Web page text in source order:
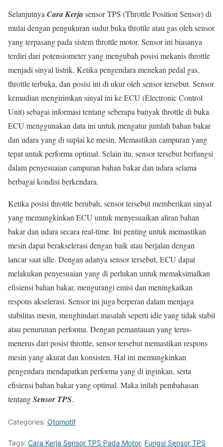
Selanjutnya Cara Kerjasensor TPS (Throttle Position Sensor) di
mulai dengan pengukuran sudut buka throttle atau gas oleh sensor
yang terpasang pada sistem throttle motor. Sensor ini biasanya
terdiri dari potensiometer yang mengubah posisi mekanis throttle
menjadi sinyal listrik. Ketika pengendara menekan pedal gas,
throttle terbuka, dan posisi ini di ukur oleh sensor tersebut. Sensor
kemudian mengirimkan sinyal ini ke ECU (Electronic Control
Unit) sebagai informasi tentang seberapa banyak throttle di buka.
ECU menggunakan data ini untuk mengatur jumlah bahan bakar
dan udara yang di suplai ke mesin. Memastikan campuran yang
tepat untuk performa optimal. Selain itu, sensor tersebut berfungsi
dalam penyesuaian campuran bahan bakar dan udara selama
berbagai kondisi berkendara.
Ketika posisi throttle berubah, sensor tersebut memberikan sinyal
yang memungkinkan ECU untuk menyesuaikan aliran bahan
bakar dan udara secara real-time. Ini penting untuk memastikan
mesin dapat berakselerasi dengan baik atau berjalan dengan
lancar saat idle. Dengan adanya sensor tersebut, ECU dapat
melakukan penyesuaian yang di perlukan untuk memaksimalkan
efisiensi bahan bakar, mengurangi emisi dan meningkatkan
respons akselerasi. Sensor ini juga berperan dalam menjaga
stabilitas mesin, menghindari masalah seperti idle yang tidak stabil
atau penurunan performa. Dengan pemantauan yang terus-
menerus dari posisi throttle, sensor tersebut memastikan respons
mesin yang akurat dan konsisten. Hal ini memungkinkan
pengendara mendapatkan performa yang di inginkan, serta
efisiensi bahan bakar yang optimal. Maka inilah pembahasan
tentangSensor TPS.
Categories: Otomotif
Tags: Cara Kerja Sensor TPS Pada Motor, Fungsi Sensor TPS